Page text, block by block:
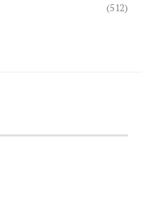
(512)